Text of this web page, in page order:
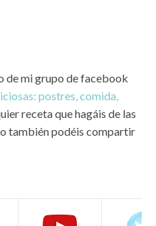
de mi grupo de facebook
postres, comida,
receta que hagáis de las
también podéis compartir